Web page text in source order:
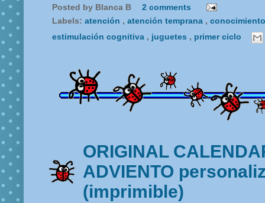
Posted by Blanca B
2 comments
Labels: atención , atención temprana ,
estimulación cognitiva , juguetes , primer ciclo
ORIGINAL
ADVIENTO
(imprimible)